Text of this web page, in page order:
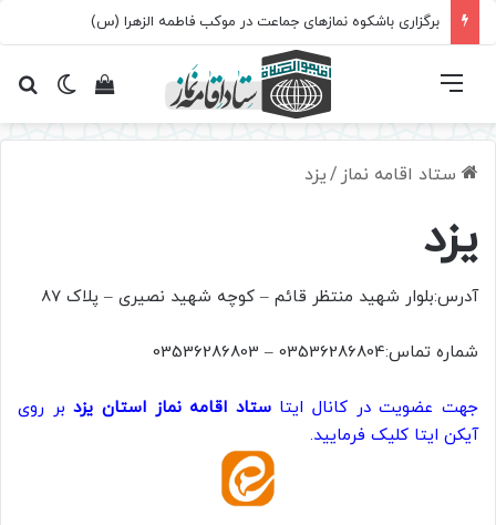
برگزاری باشکوه نمازهای جماعت در موکب فاطمه الزهرا (س)
تغییرمشاهده فهرست
ستاد اقامه نماز /یزد
یزد
آدرس:بلوار شهید منتظر قائم – کوچه شهید نصیری – پلاک 87
شماره تماس:03536286804 – 03536286803
جهت عضویت در کانال ایتاستاد اقامه نماز استان یزد بر روی
آیکن ایتا کلیک فرمایید.